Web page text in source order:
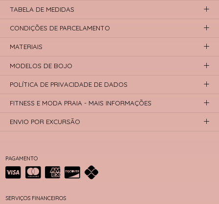
PAGAMENTO
SERVIÇOS FINANCEIROS
TABELA DE MEDIDAS
CONDIÇÕES DE PARCELAMENTO
MATERIAIS
MODELOS DE BOJO
POLÍTICA DE PRIVACIDADE DE DADOS
FITNESS E MODA PRAIA - MAIS INFORMAÇÕES
ENVIO POR EXCURSÃO